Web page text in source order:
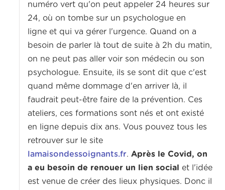
numéro vert qu'on peut appeler 24 heures sur
24, où on tombe sur un psychologue en
ligne et qui va gérer l'urgence. Quand on a
besoin de parler là tout de suite à 2h du matin,
on ne peut pas aller voir son médecin ou son
psychologue. Ensuite, ils se sont dit que c'est
quand même dommage d'en arriver là, il
faudrait peut-être faire de la prévention. Ces
ateliers, ces formations sont nés et ont existé
en ligne depuis dix ans. Vous pouvez tous les
retrouver sur le site
lamaisondessoignants.fr. Après le Covid, on
a eu besoin de renouer un lien social et l'idée
est venue de créer des lieux physiques. Donc il